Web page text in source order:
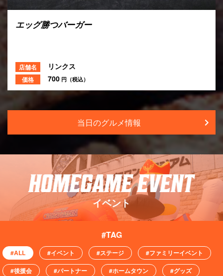
ひと口から揚げ
店舗名 せきとり
価格 600 円（税込）
当日のグルメ情報
イベント
#ALL #イベント #ステージ
#ファミリーイベント
#後援会
#パートナー #ホームタウン #グッズ